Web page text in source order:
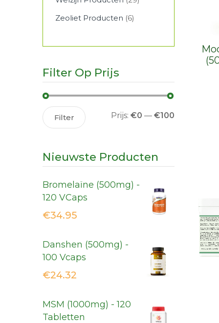
Zeoliet Producten (6)
Filter Op Prijs
Filter Prijs: €0 — €100
Nieuwste Producten
Bromelaïne (500mg) -
120 VCaps
€34.95
Danshen (500mg) -
100 Vcaps
€24.32
MSM (1000mg) - 120
Tabletten